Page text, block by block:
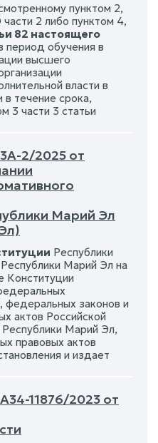
пунктом 2,
части 2 либо пунктом 4,
82 настоящего
период обучения в
высшего
власти в
течение срока,
3 части 3 статьи
2/2025 от
Марий Эл
Республики
Марий Эл на
Конституции
федеральных законов и
актов Российской
Марий Эл,
правовых актов
и издает
11876/2023 от